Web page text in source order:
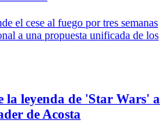
el cese al fuego por tres semanas
a una propuesta unificada de los
la leyenda de 'Star Wars' a
de Acosta